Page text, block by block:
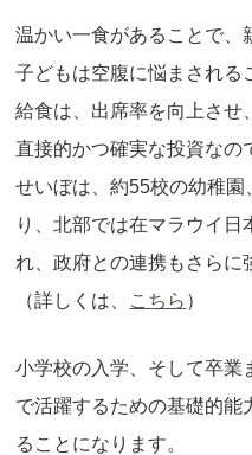
温かい一食があることで、
子どもは空腹に悩まされる
給食は、出席率を向上させ
直接的かつ確実な投資なの
せいぼは、約55校の幼稚
り、北部では在マラウイ日
れ、政府との連携もさらに
（詳しくは、 こちら ）
小学校の入学、そして卒業
で活躍するための基礎的能
ることになります。